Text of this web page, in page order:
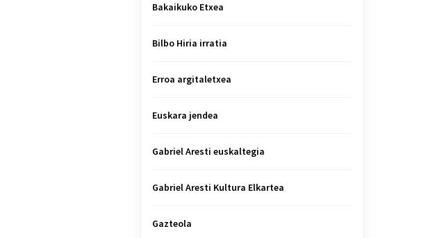
Bakaikuko Etxea
Bilbo Hiria irratia
Erroa argitaletxea
Euskara jendea
Gabriel Aresti euskaltegia
Gabriel Aresti Kultura Elkartea
Gazteola